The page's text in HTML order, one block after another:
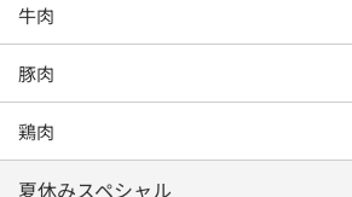
牛肉
豚肉
鶏肉
夏休みスペシャル